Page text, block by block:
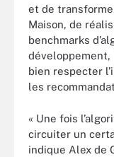
et de
Maison, de
benchmarks
développement,
bien respecter
les
« Une fois
circuiter un
indique Alex de